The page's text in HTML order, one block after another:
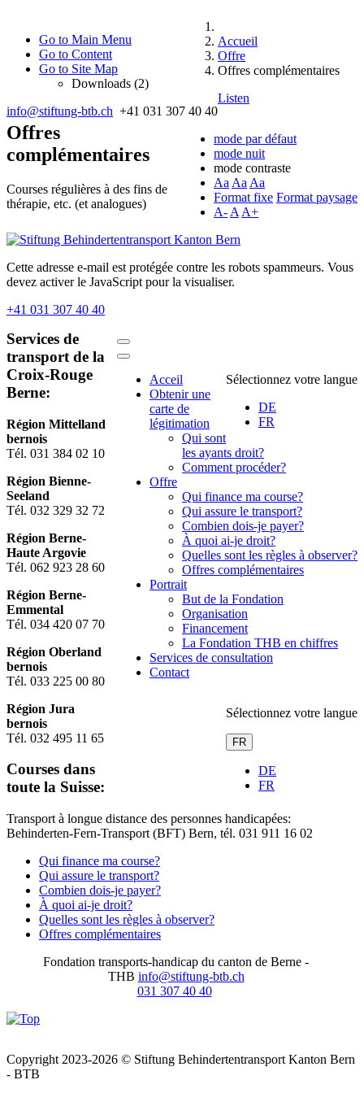
Go to Main Menu
Go to Content
Go to Site Map
Downloads (2)
info@stiftung-btb.ch +41 031 307 40 40
mode par défaut
mode nuit
mode contraste
Aa Aa Aa
Format fixe Format paysage
A- A A+
Cette adresse e-mail est protégée contre les robots spammeurs. Vous
devez activer le JavaScript pour la visualiser.
+41 031 307 40 40
Sélectionnez votre langue
DE
FR
Acceil
Obtenir une
carte de
légitimation
Qui sont
les ayants droit?
Comment procéder?
Offre
Qui finance ma course?
Qui assure le transport?
Combien dois-je payer?
À quoi ai-je droit?
Quelles sont les règles à observer?
Offres complémentaires
Portrait
But de la Fondation
Organisation
Financement
La Fondation THB en chiffres
Services de consultation
Contact
Sélectionnez votre langue
FR
DE
FR
Accueil
Offre
Offres complémentaires
Listen
Offres
complémentaires
Courses régulières à des fins de
thérapie, etc. (et analogues)
Services de
transport de la
Croix-Rouge
Berne:
Région Mittelland
bernois
Tél. 031 384 02 10
Région Bienne-
Seeland
Tél. 032 329 32 72
Région Berne-
Haute Argovie
Tél. 062 923 28 60
Région Berne-
Emmental
Tél. 034 420 07 70
Région Oberland
bernois
Tél. 033 225 00 80
Région Jura
bernois
Tél. 032 495 11 65
Courses dans
toute la Suisse:
Transport à longue distance des personnes handicapées:
Behinderten-Fern-Transport (BFT) Bern, tél. 031 911 16 02
Qui finance ma course?
Qui assure le transport?
Combien dois-je payer?
À quoi ai-je droit?
Quelles sont les règles à observer?
Offres complémentaires
Fondation transports-handicap du canton de Berne -
THB info@stiftung-btb.ch
031 307 40 40
Copyright 2023-2026 © Stiftung Behindertentransport Kanton Bern
- BTB